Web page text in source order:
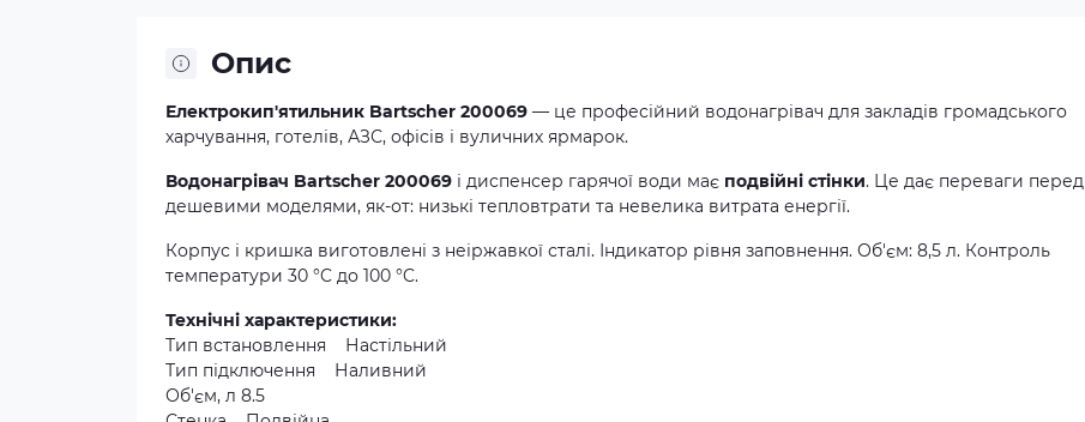
Опис
Електрокип'ятильник Bartscher 200069 — це професійний водонагрівач для закладів громадського
харчування, готелів, АЗС, офісів і вуличних ярмарок.
Водонагрівач Bartscher 200069 і диспенсер гарячої води має подвійні стінки. Це дає переваги перед
дешевими моделями, як-от: низькі тепловтрати та невелика витрата енергії.
Корпус і кришка виготовлені з неіржавкої сталі. Індикатор рівня заповнення. Об'єм: 8,5 л. Контроль
температури 30 °C до 100 °C.
Технічні характеристики:
Тип встановлення Настільний
Тип підключення Наливний
Об'єм, л 8.5